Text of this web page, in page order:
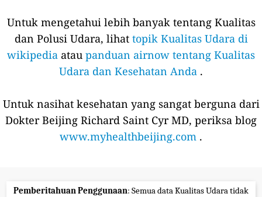
Untuk mengetahui lebih banyak tentang Kualitas
dan Polusi Udara, lihat topik Kualitas Udara di
wikipedia atau panduan airnow tentang Kualitas
Udara dan Kesehatan Anda .
Untuk nasihat kesehatan yang sangat berguna dari
Dokter Beijing Richard Saint Cyr MD, periksa blog
www.myhealthbeijing.com .
Pemberitahuan Penggunaan: Semua data Kualitas Udara tidak